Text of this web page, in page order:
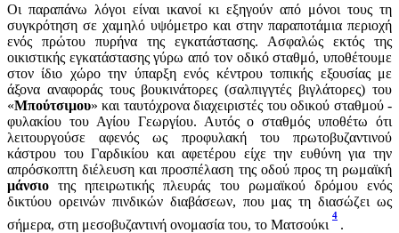
Οι παραπάνω λόγοι είναι ικανοί κι εξηγούν από μόνοι τους τη
συγκρότηση σε χαμηλό υψόμετρο και στην παραποτάμια περιοχή
ενός πρώτου πυρήνα της εγκατάστασης. Ασφαλώς εκτός της
οικιστικής εγκατάστασης γύρω από τον οδικό σταθμό, υποθέτουμε
στον ίδιο χώρο την ύπαρξη ενός κέντρου τοπικής εξουσίας με
άξονα αναφοράς τους βουκινάτορες (σαλπιγγτές βιγλάτορες) του
«Μπούτσιμου» και ταυτόχρονα διαχειριστές του οδικού σταθμού -
φυλακίου του Αγίου Γεωργίου. Αυτός ο σταθμός υποθέτω ότι
λειτουργούσε αφενός ως προφυλακή του πρωτοβυζαντινού
κάστρου του Γαρδικίου και αφετέρου είχε την ευθύνη για την
απρόσκοπτη διέλευση και προσπέλαση της οδού προς τη ρωμαϊκή
μάνσιοτης ηπειρωτικής πλευράς του ρωμαϊκού δρόμου ενός
δικτύου ορεινών πινδικών διαβάσεων, που μας τη διασώζει ως
σήμερα, στη μεσοβυζαντινή ονομασία του, το Ματσούκι
4
.